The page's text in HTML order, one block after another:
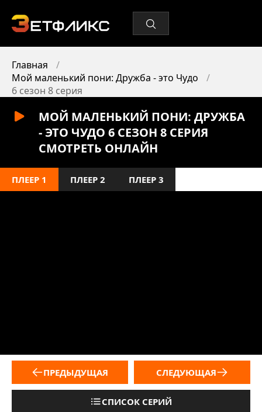
Главная
Мой маленький пони: Дружба - это Чудо
6 сезон 8 серия
МОЙ МАЛЕНЬКИЙ ПОНИ: ДРУЖБА
- ЭТО ЧУДО 6 СЕЗОН 8 СЕРИЯ
СМОТРЕТЬ ОНЛАЙН
ПЛЕЕР 1 ПЛЕЕР 2 ПЛЕЕР 3
ПРЕДЫДУЩАЯ
СПИСОК СЕРИЙ
СЛЕДУЮЩАЯ